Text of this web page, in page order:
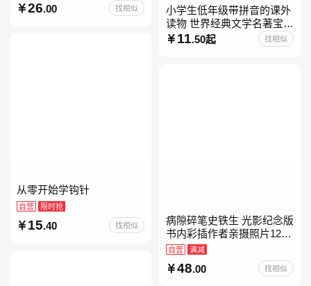
26.00 找相似
小学生低年级带拼音的课外
读物 世界经典文学名著宝库
儿童彩图注音版 小学生一二
年级课外阅读经典名著故事
11 .50起 找相似
从零开始学钩针
自营 限时抢
15.40 找相似
病隙碎笔史铁生 光影纪念版
书内彩插作者亲摄照片12幅
史铁生充满灵性光辉的生命
自营 满减
48.00 找相似